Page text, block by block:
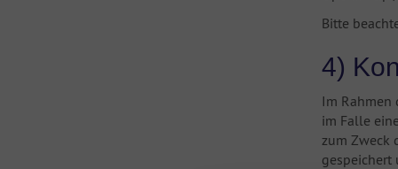
Bitte
4)
Im Rahmen
im Falle
zum Zweck
gespeichert